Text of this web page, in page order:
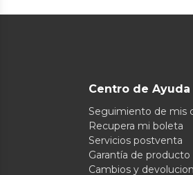
Centro de Ayuda
Seguimiento de mis
Recupera mi boleta
Servicios postventa
Garantía de producto
Cambios y